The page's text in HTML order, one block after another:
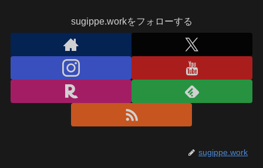
sugippe.workをフォローする
sugippe.work